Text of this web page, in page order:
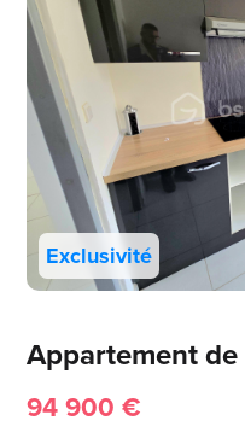
Exclusivité
Appartement
94 900 €